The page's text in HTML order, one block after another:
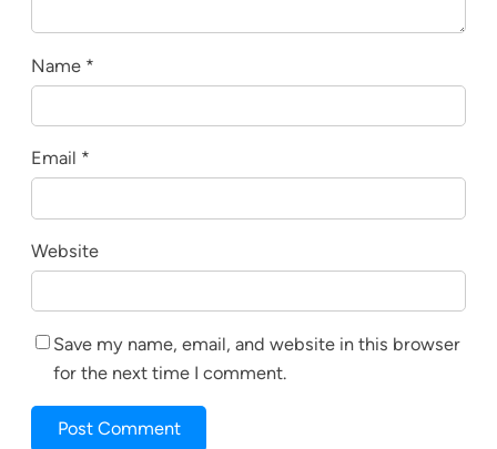
Name *
Email *
Website
Save my name, email, and website in this browser
for the next time I comment.